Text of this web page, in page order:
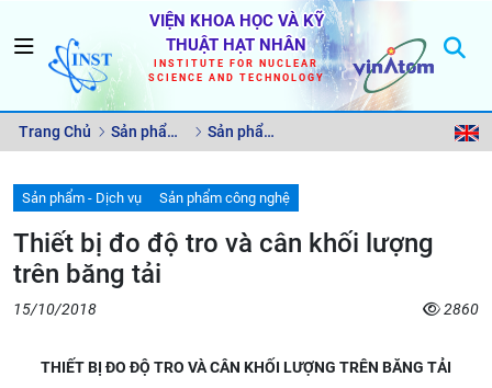
VIỆN KHOA HỌC VÀ KỸ
THUẬT HẠT NHÂN
INSTITUTE FOR NUCLEAR
SCIENCE AND TECHNOLOGY
Trang Chủ Sản phẩm Sản phẩm
Sản phẩm - Dịch vụ Sản phẩm công nghệ
Thiết bị đo độ tro và cân khối lượng
trên băng tải
15/10/2018 2860
THIẾT BỊ ĐO ĐỘ TRO VÀ CÂN KHỐI LƯỢNG TRÊN BĂNG TẢI